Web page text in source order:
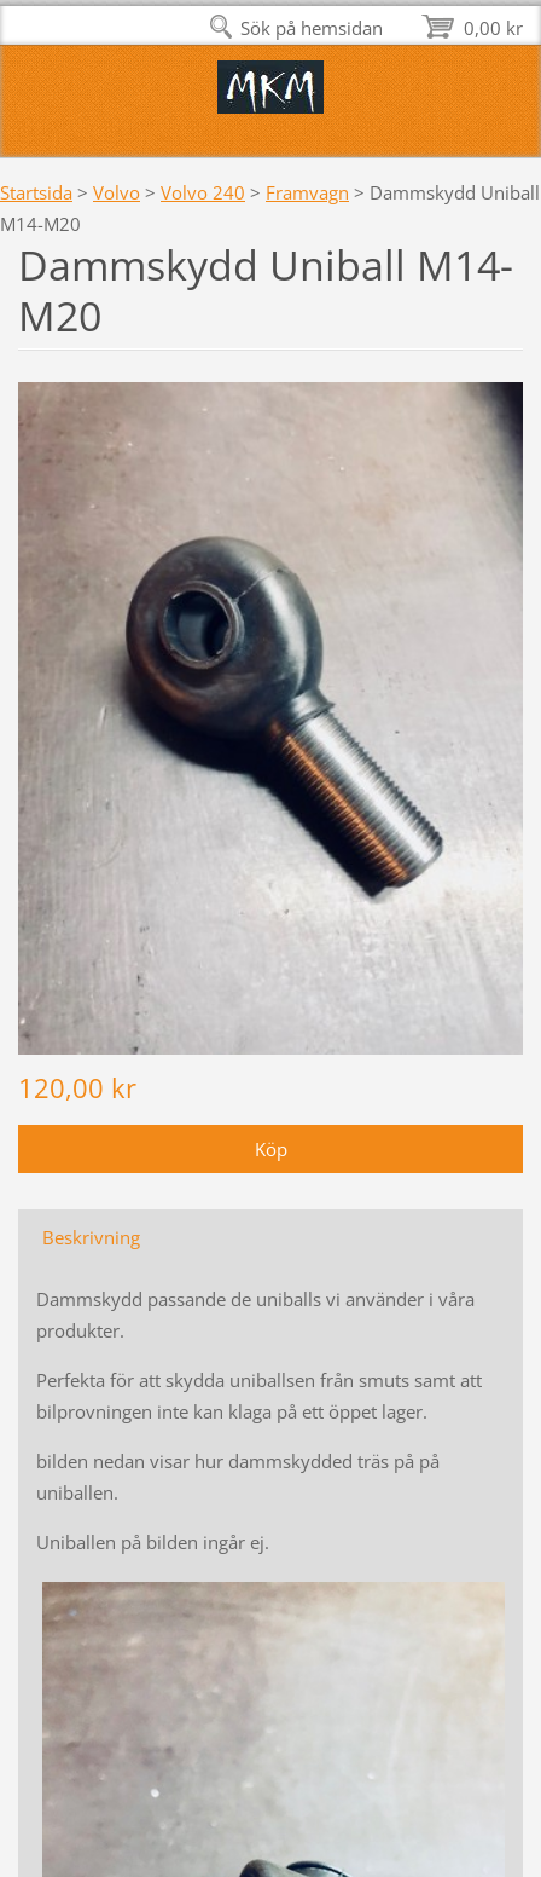
Startsida > Volvo > Volvo 240 > Framvagn > Dammskydd Uniball
M14-M20
Dammskydd Uniball M14-
M20
120,00 kr
Beskrivning
Dammskydd passande de uniballs vi använder i våra
produkter.
Perfekta för att skydda uniballsen från smuts samt att
bilprovningen inte kan klaga på ett öppet lager.
bilden nedan visar hur dammskydded träs på på
uniballen.
Uniballen på bilden ingår ej.
0,00 kr
Sök på hemsidan